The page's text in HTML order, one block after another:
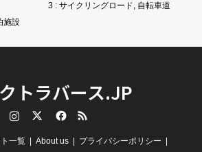
3 : サイクリングロード, 自転車道
施設
トラバース.JP
RSS
一覧 About us プライバシーポリシー